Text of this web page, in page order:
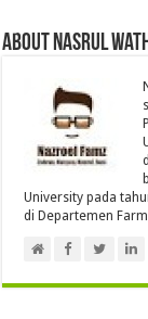
About Nasrul
University pada
di Departemen